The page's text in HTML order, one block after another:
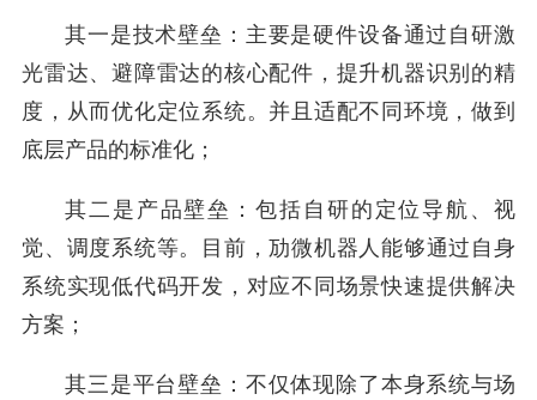
其一是技术壁垒：主要是硬件设备通过自研激
光雷达、避障雷达的核心配件，提升机器识别的精
度，从而优化定位系统。并且适配不同环境，做到
底层产品的标准化；
其二是产品壁垒：包括自研的定位导航、视
觉、调度系统等。目前，劢微机器人能够通过自身
系统实现低代码开发，对应不同场景快速提供解决
方案；
其三是平台壁垒：不仅体现除了本身系统与场